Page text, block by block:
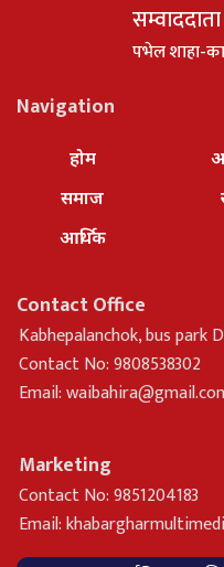
सम्वाददाता
पभेल शाहा-
Navigation
होम
समाज
आर्थिक
Contact Office
Kabhepalanchok, bus park
Contact No: 9808538302
Email:
Marketing
Contact No: 9851204183
Email: